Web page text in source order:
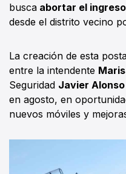
busca abortar el
desde el distrito vecino
La creación de esta
entre la intendente
Seguridad Javier Alonso
en agosto, en
nuevos móviles y